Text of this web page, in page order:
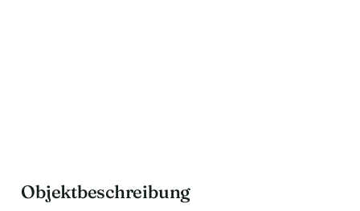
Objektbeschreibung